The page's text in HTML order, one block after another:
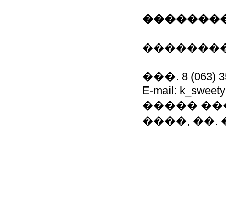
���. 8 (063)
E-mail:
�����
����, ��.